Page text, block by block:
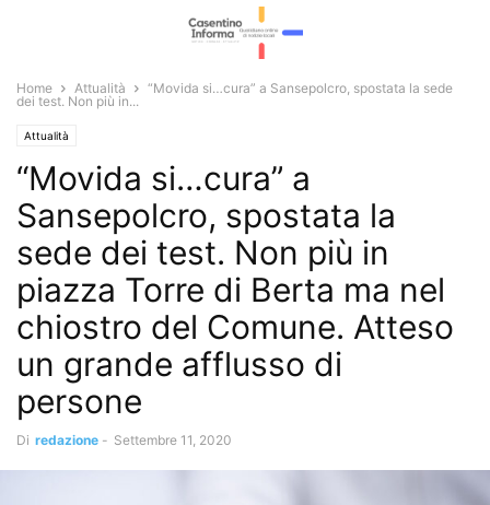
Home Attualità
“Movida si…cura” a Sansepolcro, spostata la sede
dei test. Non più in...
Attualità
“Movida si…cura” a
Sansepolcro, spostata la
sede dei test. Non più in
piazza Torre di Berta ma nel
chiostro del Comune. Atteso
un grande afflusso di
persone
Di redazione - Settembre 11, 2020